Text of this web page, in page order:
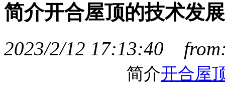
简介开合屋顶的技术发
2023/2/12 17:13:40
简介开合屋